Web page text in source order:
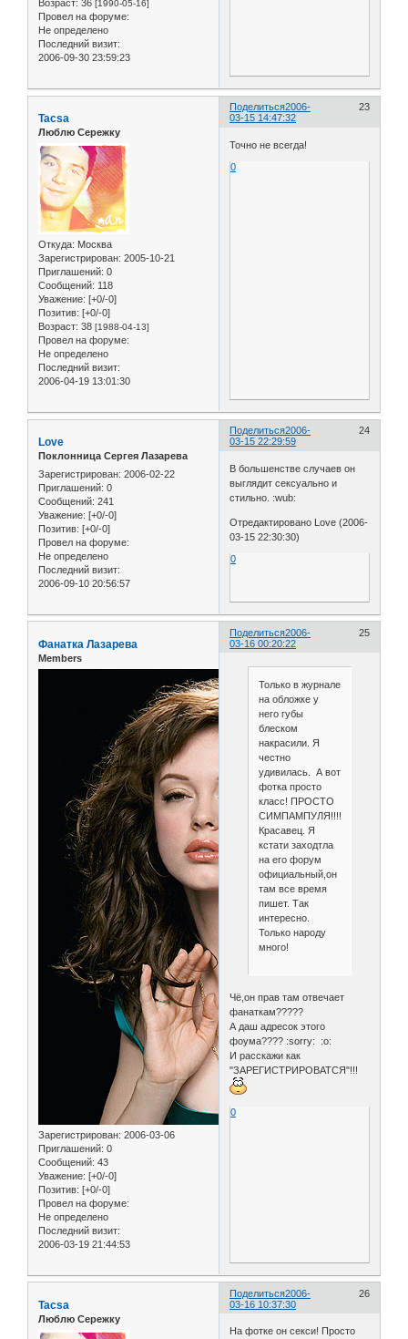
Возраст: 36 [1990-05-16]
Провел на форуме:
Не определено
Последний визит:
2006-09-30 23:59:23
Поделиться 23
2006-
03-15 14:47:32
Tacsa
Люблю Сережку
Откуда: Москва
Зарегистрирован: 2005-10-21
Приглашений: 0
Сообщений: 118
Уважение: [+0/-0]
Позитив: [+0/-0]
Возраст: 38 [1988-04-13]
Провел на форуме:
Не определено
Последний визит:
2006-04-19 13:01:30
Точно не всегда!
0
Поделиться 24
2006-
03-15 22:29:59
Love
Поклонница Сергея Лазарева
Зарегистрирован: 2006-02-22
Приглашений: 0
Сообщений: 241
Уважение: [+0/-0]
Позитив: [+0/-0]
Провел на форуме:
Не определено
Последний визит:
2006-09-10 20:56:57
В большенстве случаев он
выглядит сексуально и
стильно. :wub:
Отредактировано Love (2006-
03-15 22:30:30)
0
Поделиться 25
2006-
03-16 00:20:22
Фанатка Лазарева
Members
Зарегистрирован: 2006-03-06
Приглашений: 0
Сообщений: 43
Уважение: [+0/-0]
Позитив: [+0/-0]
Провел на форуме:
Не определено
Последний визит:
2006-03-19 21:44:53
Только в журнале
на обложке у
него губы
блеском
накрасили. Я
честно
удивилась. А вот
фотка просто
класс! ПРОСТО
СИМПАМПУЛЯ!!!!
Красавец. Я
кстати заходтла
на его форум
официальный,он
там все время
пишет. Так
интересно.
Только народу
много!
Чё,он прав там отвечает
фанаткам?????
А даш адресок этого
фоума???? :sorry: :o:
И расскажи как
"ЗАРЕГИСТРИРОВАТСЯ"!!!
0
Поделиться 26
2006-
03-16 10:37:30
Tacsa
Люблю Сережку
На фотке он секси! Просто